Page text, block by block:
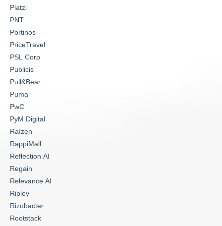
Platzi
PNT
Portinos
PriceTravel
PSL Corp
Publicis
Pull&Bear
Puma
PwC
PyM Digital
Raízen
RappiMall
Reflection AI
Regain
Relevance AI
Ripley
Rizobacter
Rootstack